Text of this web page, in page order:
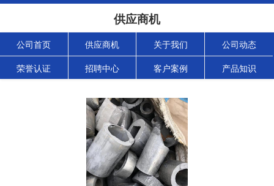
供应商机
公司首页 供应商机 关于我们 公司动态
荣誉认证 招聘中心 客户案例 产品知识